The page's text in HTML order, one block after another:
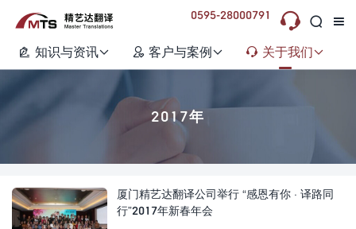


0595-28000791 
 知识与资讯  客户与案例  关于我们
2017年
厦门精艺达翻译公司举行 “感恩有你 · 译路同
行”2017年新春年会